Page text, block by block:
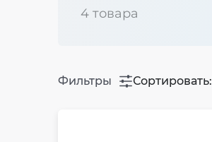
4 товара
Фильтры Сортировать: